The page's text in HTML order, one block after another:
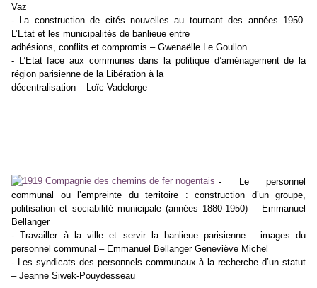
Vaz
- La construction de cités nouvelles au tournant des années 1950.
L’Etat et les municipalités de banlieue entre
adhésions, conflits et compromis – Gwenaëlle Le Goullon
- L’Etat face aux communes dans la politique d’aménagement de la
région parisienne de la Libération à la
décentralisation – Loïc Vadelorge
- Le personnel
communal ou l’empreinte du territoire : construction d’un groupe,
politisation et sociabilité municipale (années 1880-1950) – Emmanuel
Bellanger
- Travailler à la ville et servir la banlieue parisienne : images du
personnel communal – Emmanuel Bellanger Geneviève Michel
- Les syndicats des personnels communaux à la recherche d’un statut
– Jeanne Siwek-Pouydesseau